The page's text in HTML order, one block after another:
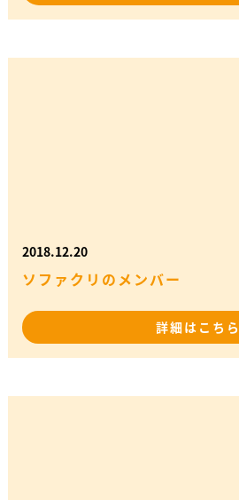
2018.12.20
ソファクリのメンバー
詳細はこちら